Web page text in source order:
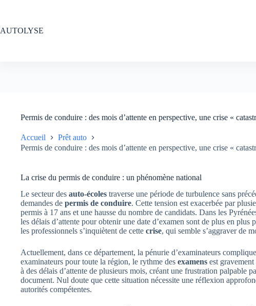
AUTOLYSE
Permis de conduire : des mois d’attente en perspective, une crise «
Accueil
Prêt auto
Permis de conduire : des mois d’attente en perspective, une crise «
La crise du permis de conduire : un phénomène national
Le secteur des auto-écoles traverse une période de turbulence sans
demandes de permis de conduire. Cette tension est exacerbée par
permis à 17 ans et une hausse du nombre de candidats. Dans les
les délais d’attente pour obtenir une date d’examen sont de plus en plus
les professionnels s’inquiètent de cette crise, qui semble s’aggraver de
Actuellement, dans ce département, la pénurie d’examinateurs
examinateurs pour toute la région, le rythme des examens est
à des délais d’attente de plusieurs mois, créant une frustration palpable
document. Nul doute que cette situation nécessite une réflexion
autorités compétentes.